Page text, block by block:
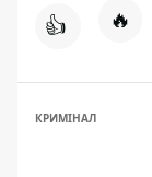
👍 🔥
КРИМІНАЛ